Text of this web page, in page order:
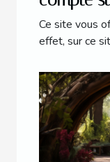
Ce site vous
effet, sur ce